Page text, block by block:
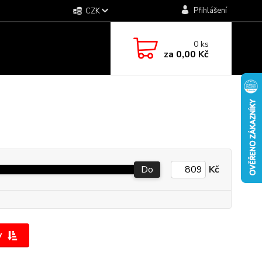
CZK Přihlášení
0ks
za 0,00 Kč
Do Kč